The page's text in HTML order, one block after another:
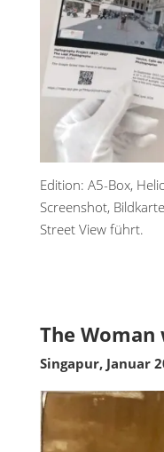
Edition: A5-Box,
Screenshot,
Street View führt.
The
Singapur, Januar